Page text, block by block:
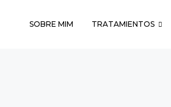
SOBRE MIM TRATAMIENTOS